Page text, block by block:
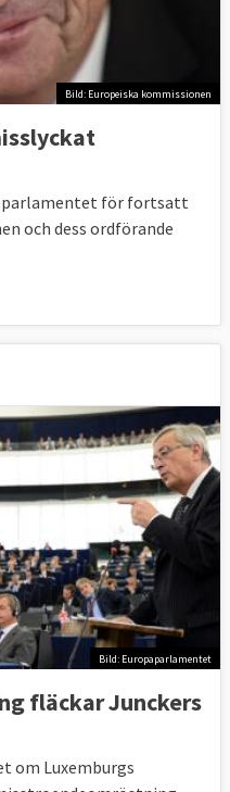
Bild: Europeiska kommissionen
parlamentet för fortsatt
och dess ordförande
Bild: Europaparlamentet
fläckar Junckers
om Luxemburgs